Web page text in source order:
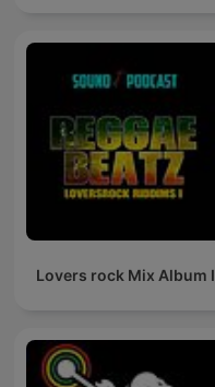
Lovers rock Mix Album I